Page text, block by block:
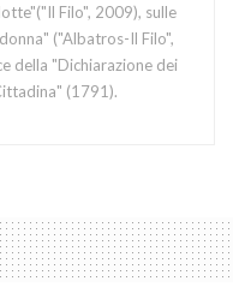
Filo", 2009), sulle
("Albatros-Il Filo",
della "Dichiarazione dei
(1791).